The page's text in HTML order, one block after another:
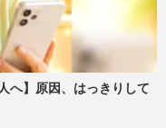
へ】原因、はっきりして